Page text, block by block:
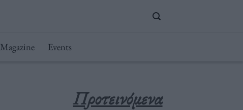
Magazine Events
Προτεινόμενα